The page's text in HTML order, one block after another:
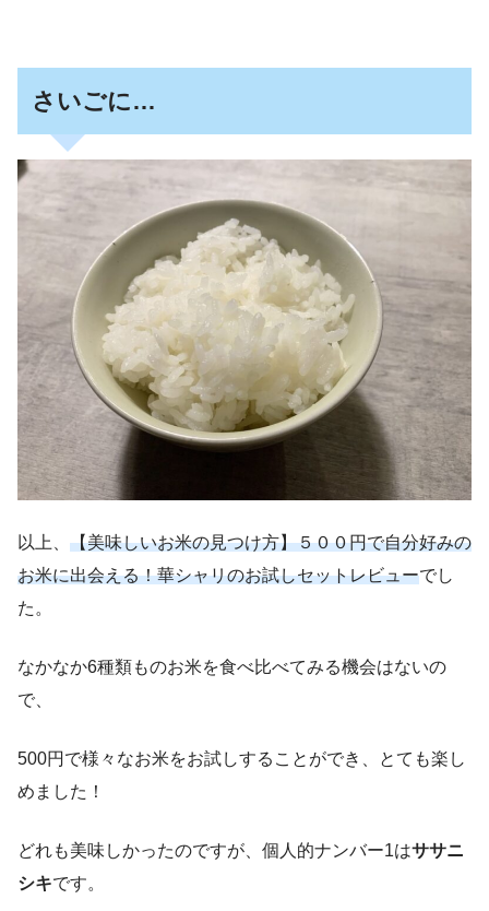
さいごに…
以上、 【美味しいお米の見つけ方】５００円で自分好みの
お米に出会える！華シャリのお試しセットレビューでし
た。
なかなか6種類ものお米を食べ比べてみる機会はないの
で、
500円で様々なお米をお試しすることができ、とても楽し
めました！
どれも美味しかったのですが、個人的ナンバー1はササニ
シキです。